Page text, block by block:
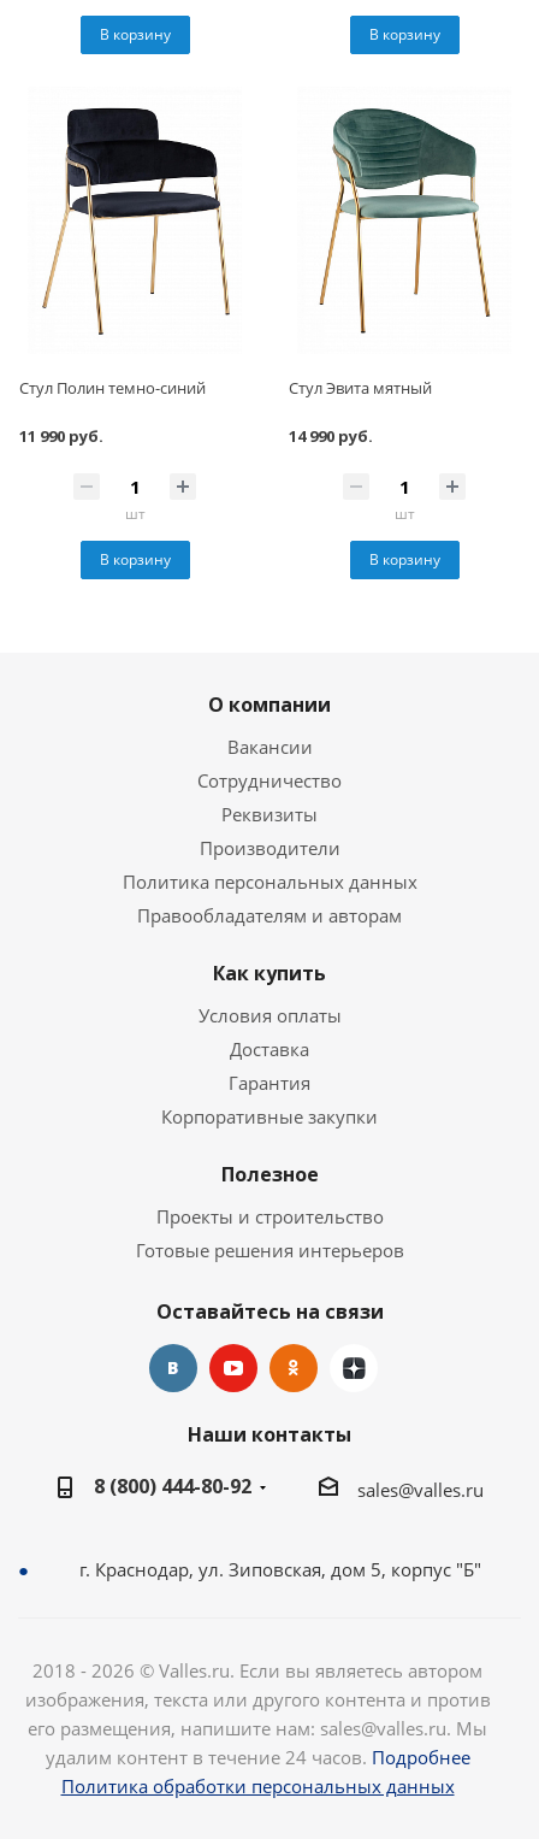
В корзину В корзину
Стул Полин темно-синий
11 990 руб.
шт
В корзину
Стул Эвита мятный
14 990 руб.
шт
В корзину
О компании
Вакансии
Сотрудничество
Реквизиты
Производители
Политика персональных данных
Правообладателям и авторам
Как купить
Условия оплаты
Доставка
Гарантия
Корпоративные закупки
Полезное
Проекты и строительство
Готовые решения интерьеров
Оставайтесь на связи
Наши контакты
8 (800) 444-80-92
sales@valles.ru
г. Краснодар, ул. Зиповская, дом 5, корпус "Б"
2018 - 2026 © Valles.ru. Если вы являетесь автором
изображения, текста или другого контента и против
его размещения, напишите нам: sales@valles.ru. Мы
удалим контент в течение 24 часов. Подробнее
Политика обработки персональных данных